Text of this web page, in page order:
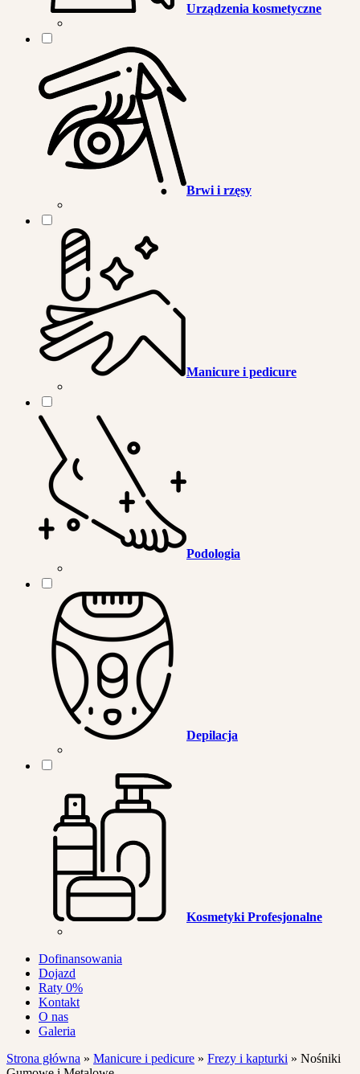
Urządzenia kosmetyczne
Brwi i rzęsy
Manicure i pedicure
Podologia
Depilacja
Kosmetyki Profesjonalne
Dofinansowania
Dojazd
Raty 0%
Kontakt
O nas
Galeria
Strona główna » Manicure i pedicure » Frezy i kapturki » Nośniki